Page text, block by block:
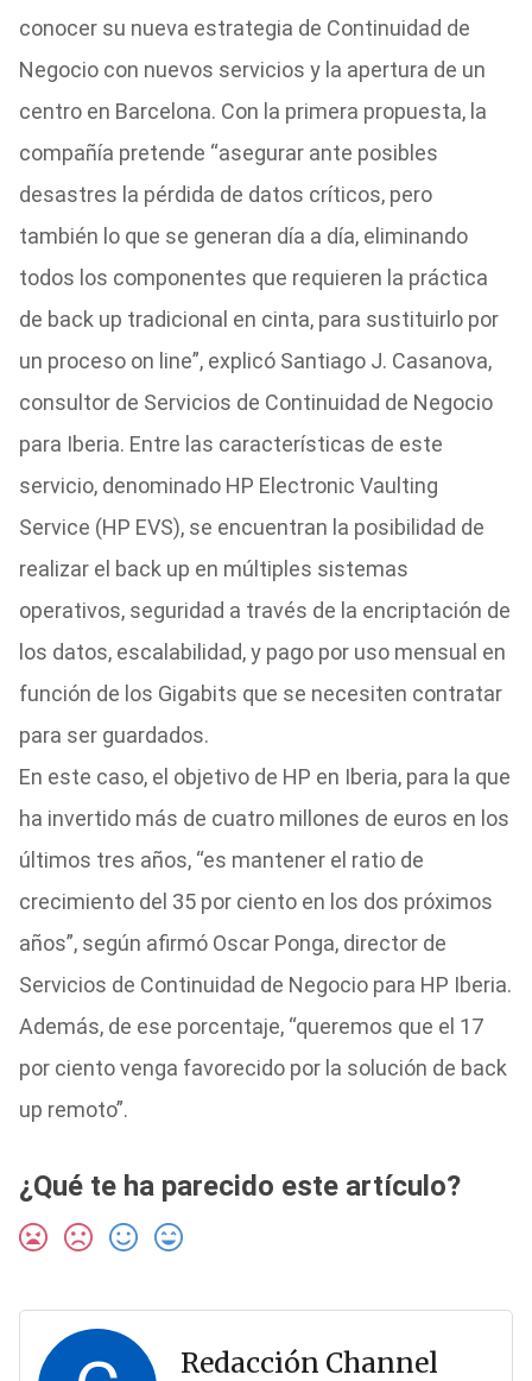
conocer su nueva estrategia de Continuidad de
Negocio con nuevos servicios y la apertura de un
centro en Barcelona. Con la primera propuesta, la
compañía pretende “asegurar ante posibles
desastres la pérdida de datos críticos, pero
también lo que se generan día a día, eliminando
todos los componentes que requieren la práctica
de back up tradicional en cinta, para sustituirlo por
un proceso on line”, explicó Santiago J. Casanova,
consultor de Servicios de Continuidad de Negocio
para Iberia. Entre las características de este
servicio, denominado HP Electronic Vaulting
Service (HP EVS), se encuentran la posibilidad de
realizar el back up en múltiples sistemas
operativos, seguridad a través de la encriptación de
los datos, escalabilidad, y pago por uso mensual en
función de los Gigabits que se necesiten contratar
para ser guardados.
En este caso, el objetivo de HP en Iberia, para la que
ha invertido más de cuatro millones de euros en los
últimos tres años, “es mantener el ratio de
crecimiento del 35 por ciento en los dos próximos
años”, según afirmó Oscar Ponga, director de
Servicios de Continuidad de Negocio para HP Iberia.
Además, de ese porcentaje, “queremos que el 17
por ciento venga favorecido por la solución de back
up remoto”.
¿Qué te ha parecido este artículo?
Redacción Channel